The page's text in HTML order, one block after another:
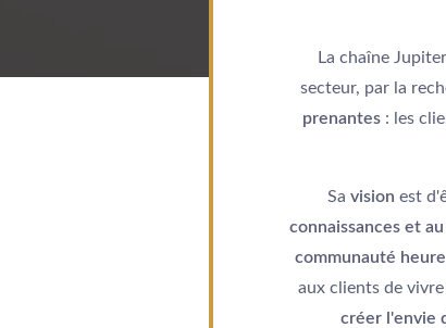
La chaîne
secteur, par la
prenantes : les
Sa vision est
connaissances et
communauté
aux clients de
créer l'envie